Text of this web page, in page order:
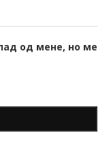
од мене, но ме